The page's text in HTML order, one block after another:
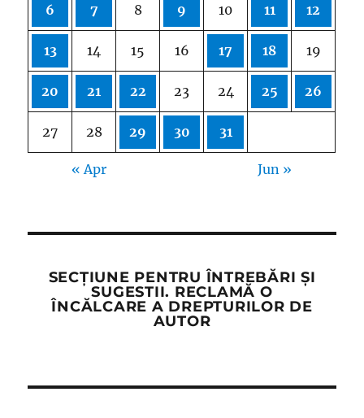
6 7 8 9 10 11 12
13 14 15 16 17 18 19
20 21 22 23 24 25 26
27 28 29 30 31
« Apr Jun »
SECȚIUNE PENTRU ÎNTREBĂRI ȘI
SUGESTII. RECLAMĂ O
ÎNCĂLCARE A DREPTURILOR DE
AUTOR